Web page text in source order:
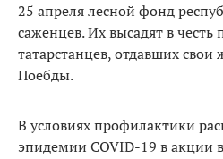
25 апреля лесной фонд
саженцев. Их высадят в честь
татарстанцев, отдавших
Поебды.
В условиях профилактики
эпидемии COVID-19 в акции